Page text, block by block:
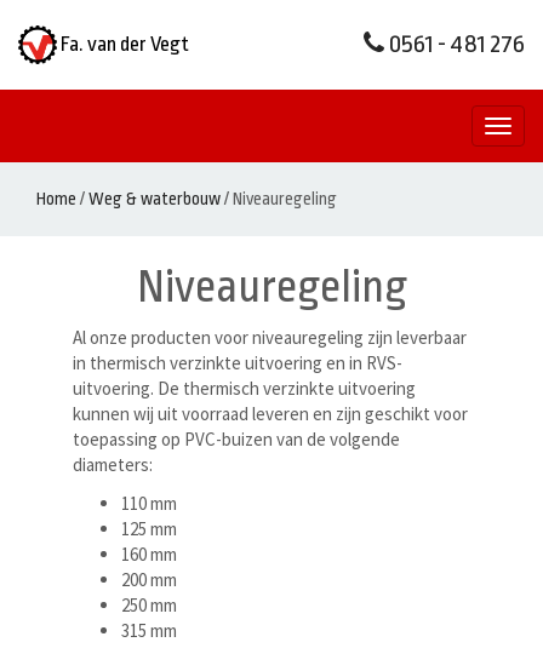
Fa. van der Vegt 0561 - 481 276
Home /Weg & waterbouw/Niveauregeling
Niveauregeling
Al onze producten voor niveauregeling zijn leverbaar
in thermisch verzinkte uitvoering en in RVS-
uitvoering. De thermisch verzinkte uitvoering
kunnen wij uit voorraad leveren en zijn geschikt voor
toepassing op PVC-buizen van de volgende
diameters:
110 mm
125 mm
160 mm
200 mm
250 mm
315 mm